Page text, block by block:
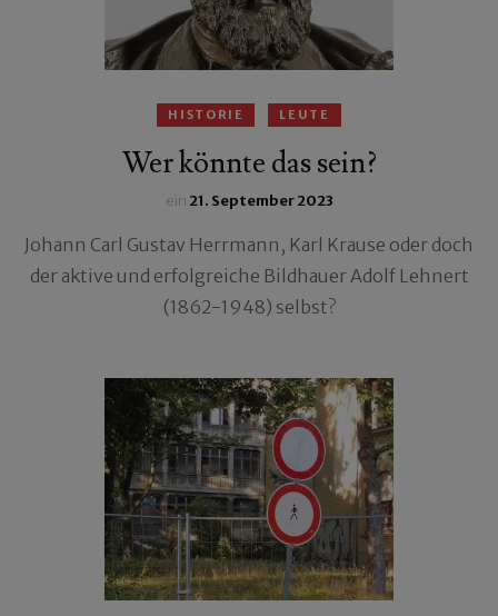
HISTORIE LEUTE
Wer könnte das sein?
ein21. September 2023
Johann Carl Gustav Herrmann, Karl Krause oder doch
der aktive und erfolgreiche Bildhauer Adolf Lehnert
(1862-1948) selbst?